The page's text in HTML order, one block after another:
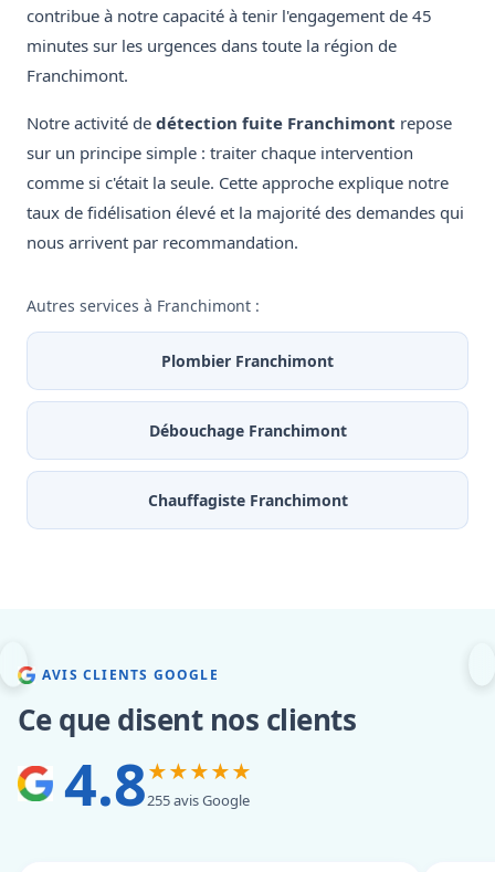
contribue à notre capacité à tenir l'engagement de 45
minutes sur les urgences dans toute la région de
Franchimont.
Notre activité de détection fuite Franchimont repose
sur un principe simple : traiter chaque intervention
comme si c'était la seule. Cette approche explique notre
taux de fidélisation élevé et la majorité des demandes qui
nous arrivent par recommandation.
Autres services à Franchimont :
Plombier Franchimont
Débouchage Franchimont
Chauffagiste Franchimont
AVIS CLIENTS GOOGLE
Ce que disent nos clients
4.8★★★★★
255 avis Google